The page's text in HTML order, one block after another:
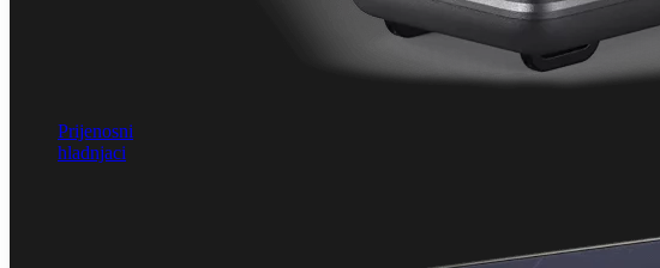
Prijenosni
hladnjaci